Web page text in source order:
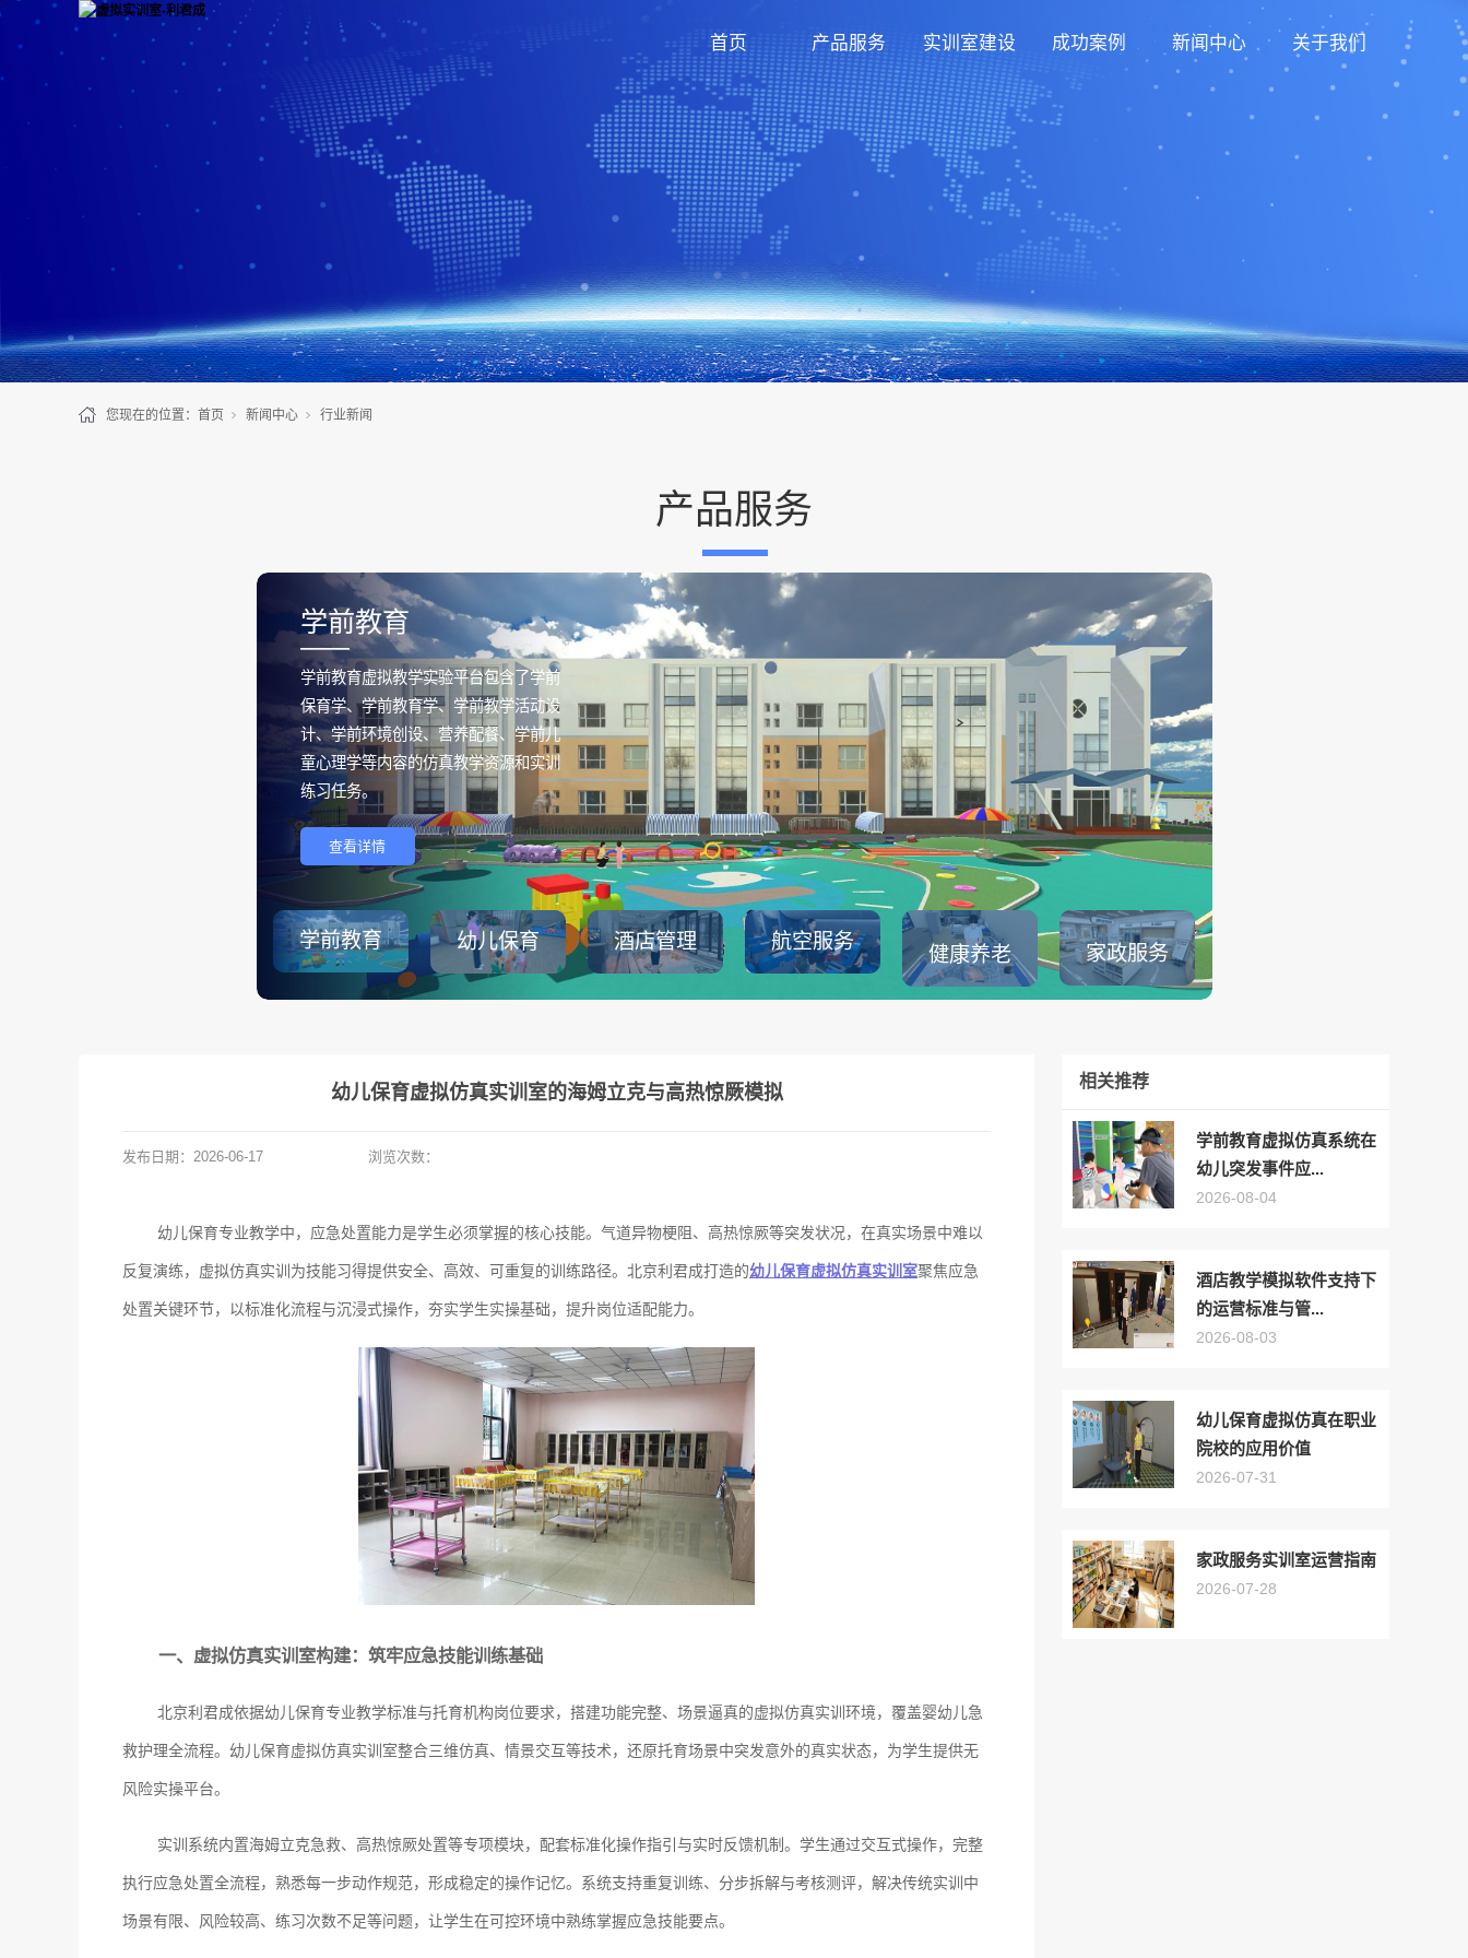
首页 产品服务 实训室建设 成功案例 新闻中心 关于我们
您现在的位置： 首页 新闻中心 行业新闻
产品服务
学前教育
——
学前教育虚拟教学实验平台包含了学前
保育学、学前教育学、学前教学活动设
计、学前环境创设、营养配餐、学前儿
童心理学等内容的仿真教学资源和实训
练习任务。
查看详情
学前教育 幼儿保育 酒店管理 航空服务
健康养老 家政服务
幼儿保育虚拟仿真实训室的海姆立克与高热惊厥模拟
发布日期： 2026-06-17 浏览次数：
幼儿保育专业教学中，应急处置能力是学生必须掌握的核心技能。气道异物梗阻、高热惊厥等突发状况，在真实场景中难以
反复演练，虚拟仿真实训为技能习得提供安全、高效、可重复的训练路径。北京利君成打造的幼儿保育虚拟仿真实训室聚焦应急
处置关键环节，以标准化流程与沉浸式操作，夯实学生实操基础，提升岗位适配能力。
一、虚拟仿真实训室构建：筑牢应急技能训练基础
北京利君成依据幼儿保育专业教学标准与托育机构岗位要求，搭建功能完整、场景逼真的虚拟仿真实训环境，覆盖婴幼儿急
救护理全流程。幼儿保育虚拟仿真实训室整合三维仿真、情景交互等技术，还原托育场景中突发意外的真实状态，为学生提供无
风险实操平台。
实训系统内置海姆立克急救、高热惊厥处置等专项模块，配套标准化操作指引与实时反馈机制。学生通过交互式操作，完整
执行应急处置全流程，熟悉每一步动作规范，形成稳定的操作记忆。系统支持重复训练、分步拆解与考核测评，解决传统实训中
场景有限、风险较高、练习次数不足等问题，让学生在可控环境中熟练掌握应急技能要点。
相关推荐
学前教育虚拟仿真系统在
幼儿突发事件应...
2026-08-04
酒店教学模拟软件支持下
的运营标准与管...
2026-08-03
幼儿保育虚拟仿真在职业
院校的应用价值
2026-07-31
家政服务实训室运营指南
2026-07-28